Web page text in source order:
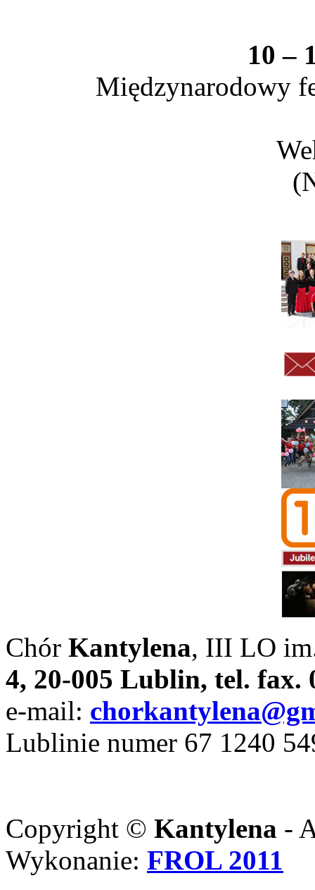
10 –
Międzynarodowy
Chór Kantylena, III LO
4, 20-005 Lublin, tel. fax.
e-mail:
Lublinie numer 67 1240
Copyright © Kantylena -
Wykonanie: FROL 2011